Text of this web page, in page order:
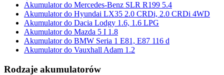
Akumulator do Mercedes-Benz SLR R199 5.4
Akumulator do Hyundai LX35 2.0 CRDi, 2.0 CRDi 4WD
Akumulator do Dacia Lodgy 1.6, 1.6 LPG
Akumulator do Mazda 5 I 1.8
Akumulator do BMW Seria 1 E81, E87 116 d
Akumulator do Vauxhall Adam 1.2
Rodzaje akumulatorów